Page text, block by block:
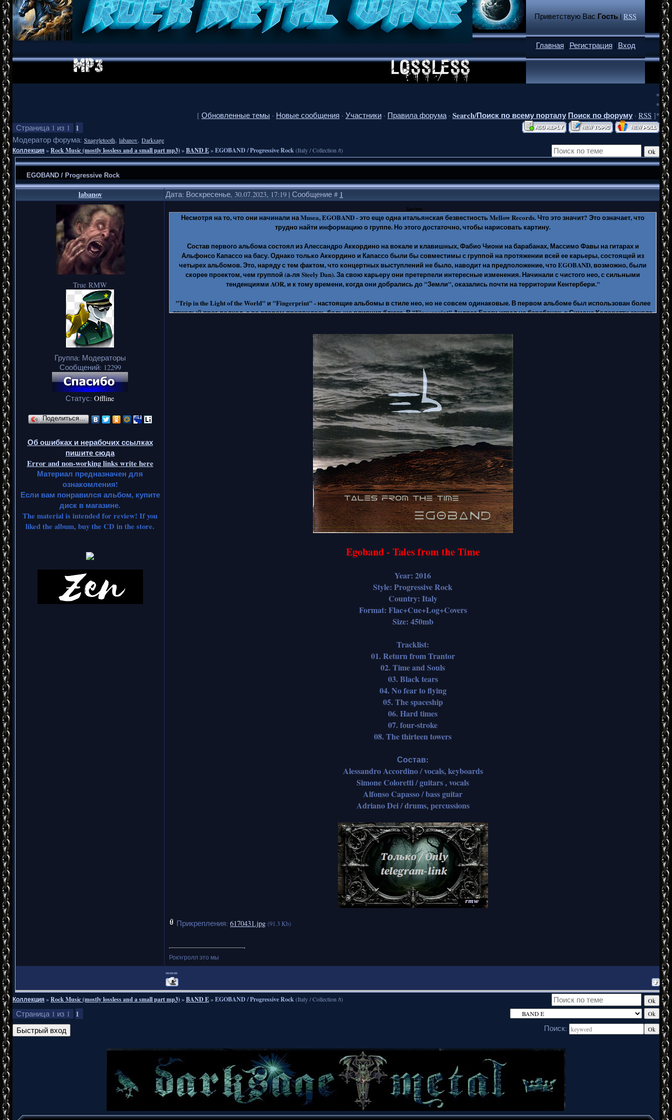
Приветствую Вас Гость|RSS
Главная | Регистрация | Вход
*
*
[ Обновленные темы · Новые сообщения · Участники · Правила форума · Search/Поиск по всему порталу Поиск по форуму · RSS ]*
Страница 1 из 1 1
Модератор форума: Snaggletooth, labanov, Darksage
Коллекция»Rock Music (mostly lossless and a small part mp3)»BAND E»EGOBAND / Progressive Rock(Italy / Collection /t)
EGOBAND / Progressive Rock
labanov Дата: Воскресенье, 30.07.2023, 17:19 | Сообщение # 1
True RMW
Группа: Модераторы
Сообщений: 12299
Статус: Offline
Поделиться…
Об ошибках и нерабочих ссылках
пишите сюда
Error and non-working links write here
Материал предназначен для
ознакомления!
Если вам понравился альбом, купите
диск в магазине.
The material is intended for review! If you
liked the album, buy the CD in the store.
Цитата
Несмотря на то, что они начинали на Musea, EGOBAND - это еще одна итальянская безвестность Mellow Records. Что это значит? Это означает, что
трудно найти информацию о группе. Но этого достаточно, чтобы нарисовать картину.
Состав первого альбома состоял из Алессандро Аккордино на вокале и клавишных, Фабио Чиони на барабанах, Массимо Фавы на гитарах и
Альфонсо Капассо на басу. Однако только Аккордино и Капассо были бы совместимы с группой на протяжении всей ее карьеры, состоящей из
четырех альбомов. Это, наряду с тем фактом, что концертных выступлений не было, наводит на предположение, что EGOBAND, возможно, были
скорее проектом, чем группой (а-ля Steely Dan). За свою карьеру они претерпели интересные изменения. Начинали с чистого нео, с сильными
тенденциями AOR, и к тому времени, когда они добрались до "Земли", оказались почти на территории Кентербери."
"Trip in the Light of the World" и "Fingerprint" - настоящие альбомы в стиле нео, но не совсем одинаковые. В первом альбоме был использован более
тяжелый прог-подход, а во втором проявилось больше влияния блюза. В "Fingerprint" Андреа Броги играл на барабанах, а Симоне Колоретти заняла
для "Земли". Состав группы остался прежним, за исключением Дэвида Маттеуччи, игравшего на гобое и саксофоне. Как я уже упоминал ранее, этот
альбом попал в страну Кентербери. Настолько, что были проведены сравнения с Soft Machine, Caravan и National Health. Это также объяснило бы
необходимость в валторнисте. "Earth" был выпущен в 2000 году, и с тех пор о них ничего не было слышно.
Тот факт, что состав был относительно стабильным на протяжении последних двух альбомов, заставляет меня задуматься, насколько верна
концепция проекта. Как бы там ни было на самом деле, это на самом деле не важно. Будучи итальянской группой с вокалом на английском языке и
эклектичными вариациями, EGOBAND остается одним из наиболее динамичных коллективов нео-прога.
Egoband - Tales from the Time
Year: 2016
Style: Progressive Rock
Country: Italy
Format: Flac+Cue+Log+Covers
Size: 450mb
Tracklist:
01. Return from Trantor
02. Time and Souls
03. Black tears
04. No fear to flying
05. The spaceship
06. Hard times
07. four-stroke
08. The thirteen towers
Состав:
Alessandro Accordino / vocals, keyboards
Simone Coloretti / guitars , vocals
Alfonso Capasso / bass guitar
Adriano Dei / drums, percussions
Прикрепления: 6170431.jpg (91.3 Kb)
Рок'н'ролл это мы
===
Коллекция»Rock Music (mostly lossless and a small part mp3)»BAND E»EGOBAND / Progressive Rock(Italy / Collection /t)
Страница 1 из 1 1
Поиск: